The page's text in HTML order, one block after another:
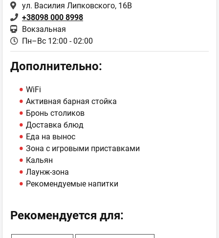
ул. Василия Липковского, 16В
+38098 000 8998
Вокзальная
Пн–Вс 12:00 - 02:00
Дополнительно:
WiFi
Активная барная стойка
Бронь столиков
Доставка блюд
Еда на вынос
Зона с игровыми приставками
Кальян
Лаунж-зона
Рекомендуемые напитки
Рекомендуется для: